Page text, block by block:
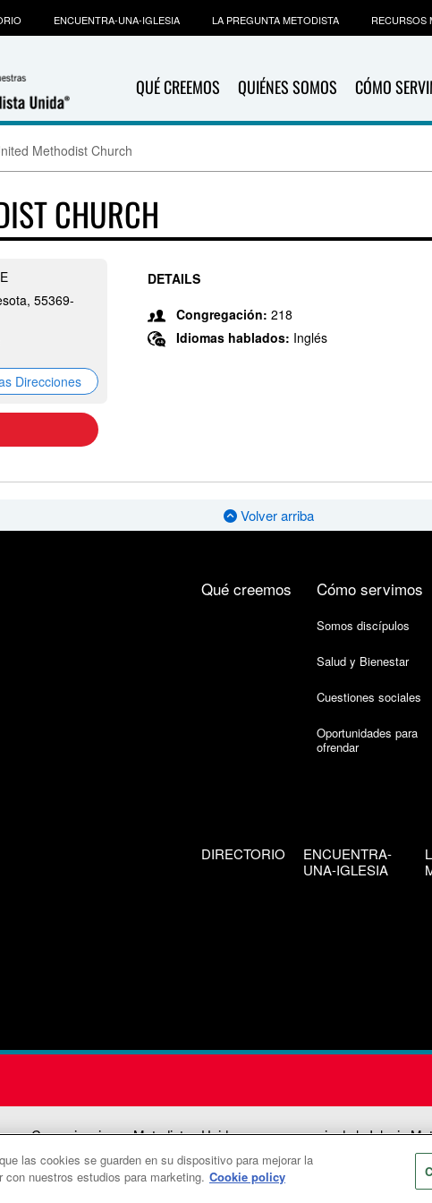
QUÉ CREEMOS QUIÉNES SOMOS CÓMO
ENCUENTRA-UNA-IGLESIA LA PREGUNTA METODISTA RECURSOS
Methodist Church
CHURCH
55369-
Direcciones
DETAILS
Congregación: 218
Idiomas hablados: Inglés
Volver arriba
Qué creemos Cómo servimos
Somos discípulos
Salud y Bienestar
Cuestiones sociales
Oportunidades para
ofrendar
DIRECTORIO
ENCUENTRA-
UNA-IGLESIA
Comunicaciones Metodistas Unidas es una agencia de la Iglesia
©2026 Comunicaciones Metodistas Unidas. Reservados todos los
las cookies se guarden en su dispositivo para mejorar la
nuestros estudios para marketing. Cookie policy